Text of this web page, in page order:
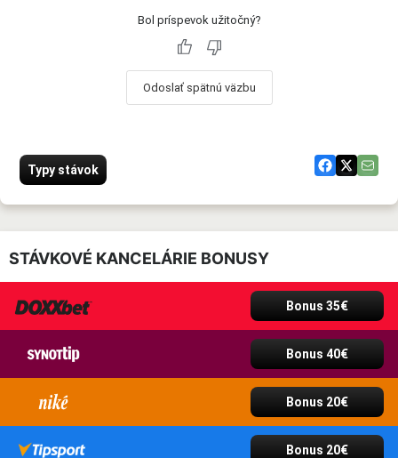
Bol príspevok užitočný?
Odoslať spätnú väzbu
Typy stávok
STÁVKOVÉ KANCELÁRIE BONUSY
Bonus 35€
Bonus 40€
Bonus 20€
Bonus 20€